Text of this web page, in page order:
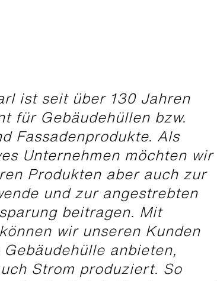
ist seit über 130 Jahren
für Gebäudehüllen bzw.
Fassadenprodukte. Als
Unternehmen möchten wir
Produkten aber auch zur
und zur angestrebten
beitragen. Mit
wir unseren Kunden
anbieten,
Strom produziert. So